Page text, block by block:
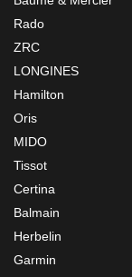
Rado
ZRC
LONGINES
Hamilton
Oris
MIDO
Tissot
Certina
Balmain
Herbelin
Garmin